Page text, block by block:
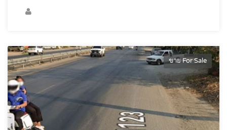
ขาย For Sale